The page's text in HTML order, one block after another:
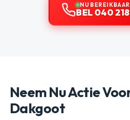
NU BEREIKBAAR
BEL 040
Neem Nu Actie
Dakgoot